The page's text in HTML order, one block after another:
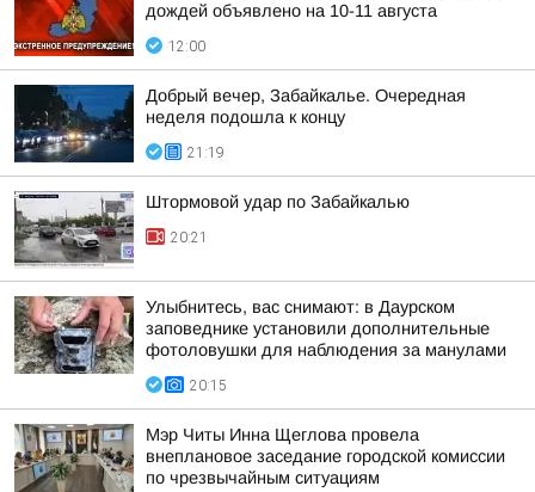
дождей объявлено на 10-11 августа
12:00
Добрый вечер, Забайкалье. Очередная
неделя подошла к концу
21:19
Штормовой удар по Забайкалью
20:21
Улыбнитесь, вас снимают: в Даурском
заповеднике установили дополнительные
фотоловушки для наблюдения за манулами
20:15
Мэр Читы Инна Щеглова провела
внеплановое заседание городской комиссии
по чрезвычайным ситуациям